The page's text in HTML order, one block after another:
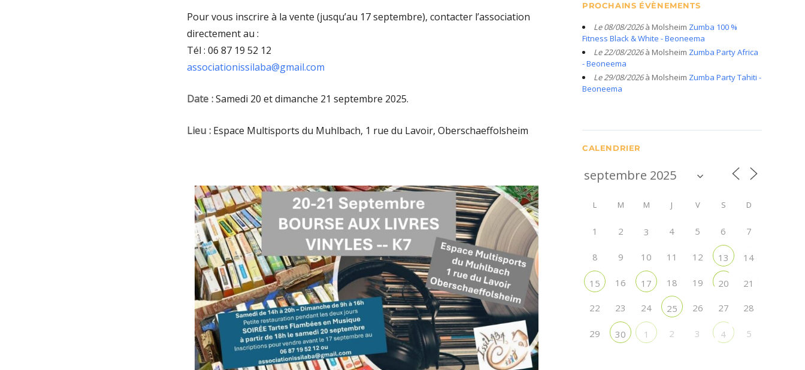
Pour vous inscrire à la vente (jusqu’au 17 septembre), contacter l’association
directement au :
Tél : 06 87 19 52 12
associationissilaba@gmail.com
Date :Samedi 20 et dimanche 21 septembre 2025.
Lieu :Espace Multisports du Muhlbach, 1 rue du Lavoir, Oberschaeffolsheim
PROCHAINS ÉVÈNEMENTS
Le 08/08/2026à Molsheim Zumba 100 %
Fitness Black & White - Beoneema
Le 22/08/2026à Molsheim Zumba Party Africa
- Beoneema
Le 29/08/2026à Molsheim Zumba Party Tahiti -
Beoneema
CALENDRIER
L M M J V S D
1 2 3 4 5 6 7
8 9 10 11 12 13 14
15 16 17 18 19 20 21
22 23 24 25 26 27 28
29 30 1 2 3 4 5